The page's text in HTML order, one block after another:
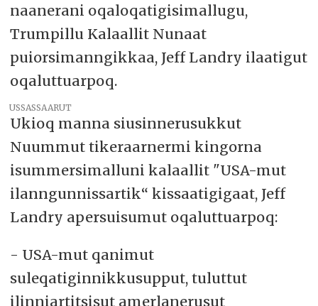
naanerani oqaloqatigisimallugu,
Trumpillu Kalaallit Nunaat
puiorsimanngikkaa, Jeff Landry ilaatigut
oqaluttuarpoq.
USSASSAARUT
Ukioq manna siusinnerusukkut
Nuummut tikeraarnermi kingorna
isummersimalluni kalaallit "USA-mut
ilanngunnissartik“ kissaatigigaat, Jeff
Landry apersuisumut oqaluttuarpoq:
- USA-mut qanimut
suleqatiginnikkusupput, tuluttut
ilinniartitsisut amerlanerusut